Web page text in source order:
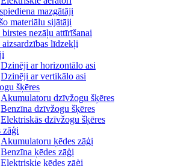
mazgātāji
materiālu sijātāji
nezāļu attīrīšanai
aizsardzības līdzekļi
Dzinēji ar horizontālo asi
Dzinēji ar vertikālo asi
šķēres
Akumulatoru dzīvžogu šķēres
Benzīna dzīvžogu šķēres
Elektriskās dzīvžogu šķēres
zāģi
Akumulatoru ķēdes zāģi
Benzīna ķēdes zāģi
Elektriskie ķēdes zāģi